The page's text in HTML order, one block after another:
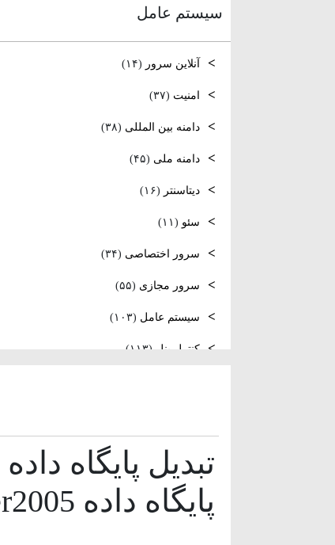
نصب و راه اندازی NTP
فعال‌سازی SNMP در Ubuntu،
MikroTik و Windows Server
سیستم عامل
آنلاین سرور (۱۴)
امنیت (۳۷)
دامنه بین المللی (۳۸)
دامنه ملی (۴۵)
دیتاسنتر (۱۶)
سئو (۱۱)
سرور اختصاصی (۳۴)
سرور مجازی (۵۵)
سیستم عامل (۱۰۳)
کنترل پنل (۱۱۳)
هاست(۴۰)
وردپرس (۱۱)
پایگاه داده SQL Sever2005